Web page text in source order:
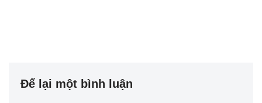
Để lại một bình luận